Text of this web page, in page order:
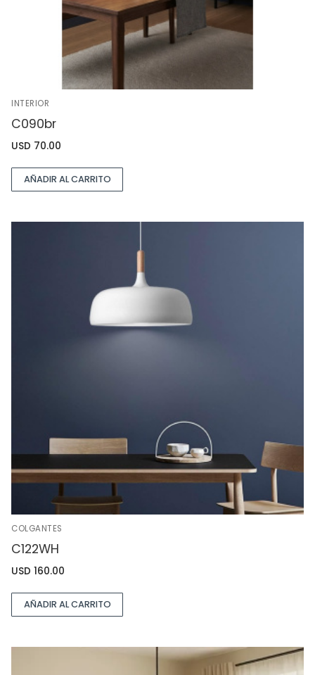
INTERIOR
C090br
USD 70.00
AÑADIR AL CARRITO
COLGANTES
C122WH
USD 160.00
AÑADIR AL CARRITO